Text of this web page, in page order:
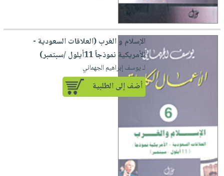
الإسلام و الغرب (العلاقات السعودية -
الأمريكية نموذجاً 11أيلول /سبتمبر)
لـ يوسف إبراهيم الجهماني
أضف إلى الطلبية